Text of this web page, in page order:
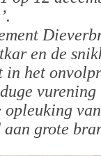
en de
in het
grote